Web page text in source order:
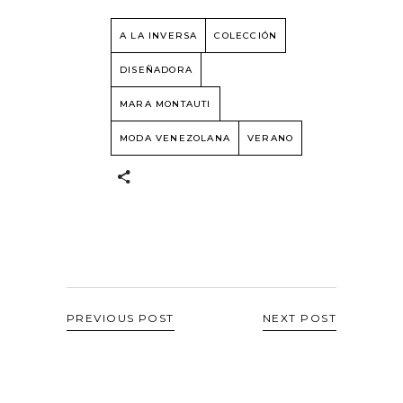
A LA INVERSA COLECCIÓN
DISEÑADORA
MARA MONTAUTI
MODA VENEZOLANA VERANO
PREVIOUS POST NEXT POST